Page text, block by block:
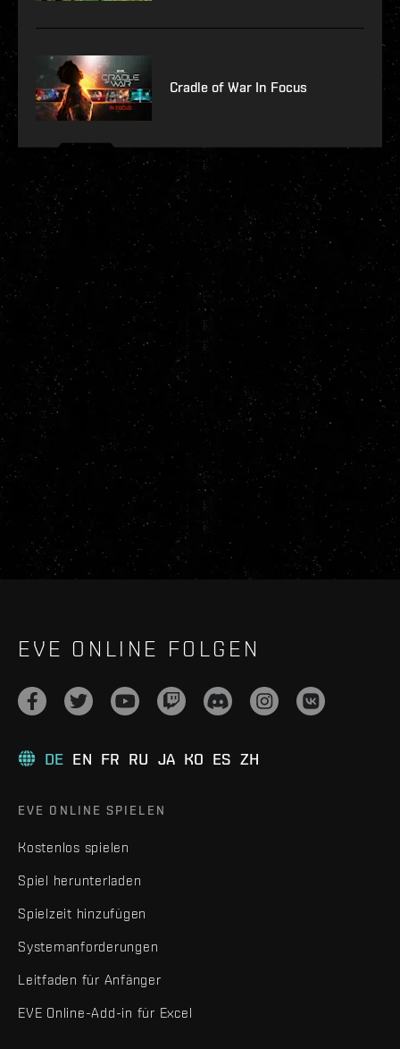
Cradle of War In Focus
EVE ONLINE FOLGEN
DE EN FR RU JA KO ES ZH
EVE ONLINE SPIELEN
Kostenlos spielen
Spiel herunterladen
Spielzeit hinzufügen
Systemanforderungen
Leitfaden für Anfänger
EVE Online-Add-in für Excel